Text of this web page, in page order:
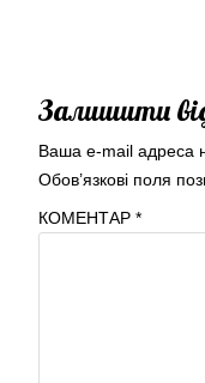
Залишити
Ваша e-mail адреса
Обов’язкові поля
КОМЕНТАР *